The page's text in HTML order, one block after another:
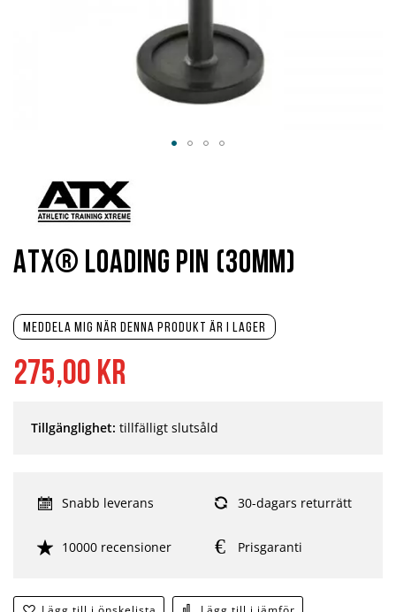
275,00 kr
Meddela mig när denna produkt är i lager
Tillgänglighet: tillfälligt slutsåld
Snabb leverans 30-dagars returrätt
10000 recensioner Prisgaranti
ATX® Loading Pin (30mm)
början
bildgalleriet